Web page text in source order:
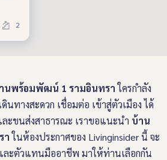
อน
2
นพร้อมพัฒน์ 1 รามอินทราใครกำลัง
ดินทางสะดวก เชื่อมต่อ เข้าสู่ตัวเมือง ได้
ะขนส่งสาธารณะ เราขอแนะนำ บ้าน
าในห้องประกาศของ Livinginsider นี้ จะ
ละตัวแทนมืออาชีพ มาให้ท่านเลือกกัน